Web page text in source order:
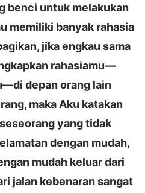
benci untuk melakukan
memiliki banyak rahasia
jika engkau sama
rahasiamu—
depan orang lain
maka Aku katakan
yang tidak
dengan mudah,
mudah keluar dari
jalan kebenaran sangat